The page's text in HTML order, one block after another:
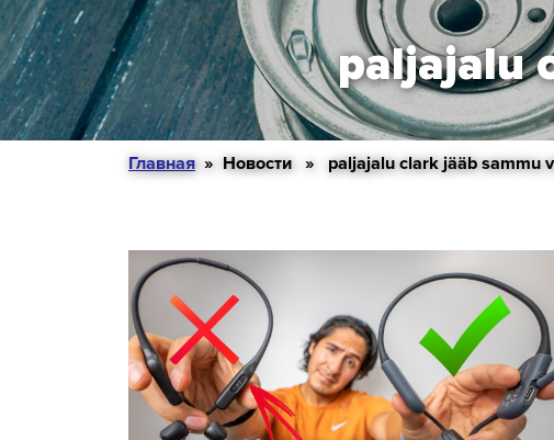
paljajalu
Главная» Новости » paljajalu clark jääb sammu